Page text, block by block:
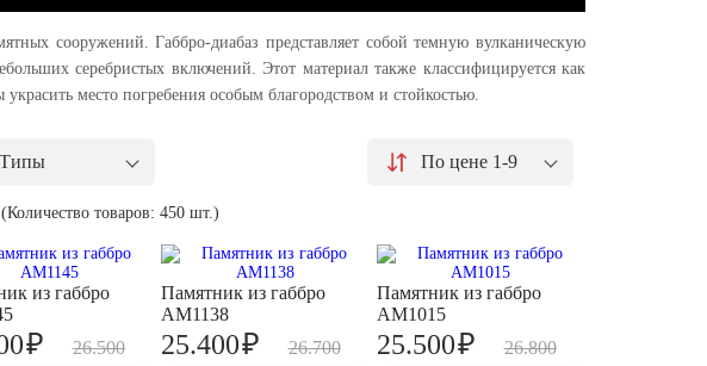
сооружений. Габбро-диабаз представляет собой темную вулканическую
серебристых включений. Этот материал также классифицируется как
место погребения особым благородством и стойкостью.
Типы По цене 1-9
товаров: 450 шт.)
из габбро
26.500
₽
Памятник из габбро
AM1138
26.700
25.400₽
Памятник из габбро
AM1015
26.800
25.500₽